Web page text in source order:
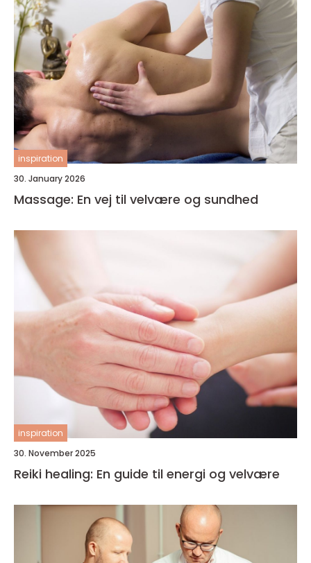
inspiration
30. January 2026
Massage: En vej til velvære og sundhed
inspiration
30. November 2025
Reiki healing: En guide til energi og velvære